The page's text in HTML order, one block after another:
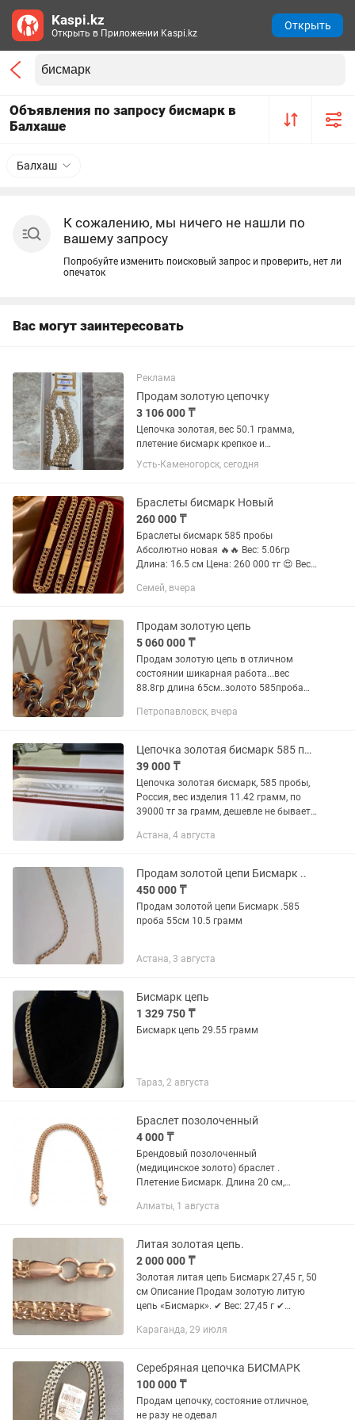
Объявления по запросу бисмарк в
Балхаше
Балхаш
К сожалению, мы ничего не нашли по
вашему запросу
Попробуйте изменить поисковый запрос и проверить, нет ли
опечаток
Вас могут заинтересовать
Реклама
Продам золотую цепочку
3 106 000 ₸
Цепочка золотая, вес 50.1 грамма,
плетение бисмарк крепкое и
практичное. Изделие новое
Усть-Каменогорск, сегодня
Браслеты бисмарк Новый
260 000 ₸
Браслеты бисмарк 585 пробы
Абсолютно новая 🔥🔥 Вес: 5.06гр
Длина: 16.5 см Цена: 260 000 тг 😍 Вес:
🔥🔥 Вес: 5.50 гр Длина: 18.5 см Цена:
Семей, вчера
Продам золотую цепь
5 060 000 ₸
Продам золотую цепь в отличном
состоянии шикарная работа...вес
88.8гр длина 65см..золото 585проба
грамм 57тыс.тройной Бисмарк.
Петропавловск, вчера
Цепочка золотая бисмарк 585 пробы, вес изделия 11.42 грамм.
39 000 ₸
Цепочка золотая бисмарк, 585 пробы,
Россия, вес изделия 11.42 грамм, по
39000 тг за грамм, дешевле не бывает
обращаться по адресу; Асфендиярова
Астана, 4 августа
Продам золотой цепи Бисмарк ..
450 000 ₸
Продам золотой цепи Бисмарк .585
проба 55см 10.5 грамм
Астана, 3 августа
Бисмарк цепь
1 329 750 ₸
Бисмарк цепь 29.55 грамм
Тараз, 2 августа
Браслет позолоченный
4 000 ₸
Брендовый позолоченный
(медицинское золото) браслет .
Плетение Бисмарк. Длина 20 см,
Алматы, 1 августа
Литая золотая цепь.
2 000 000 ₸
Золотая литая цепь Бисмарк 27,45 г, 50
см Описание Продам золотую литую
цепь «Бисмарк». ✔ Вес: 27,45 г ✔
Цепь литая, не пустотелая ✔
Караганда, 29 июля
Серебряная цепочка БИСМАРК
100 000 ₸
Продам цепочку, состояние отличное,
не разу не одевал
Kaspi.kz
Открыть в Приложении Kaspi.kz
Открыть